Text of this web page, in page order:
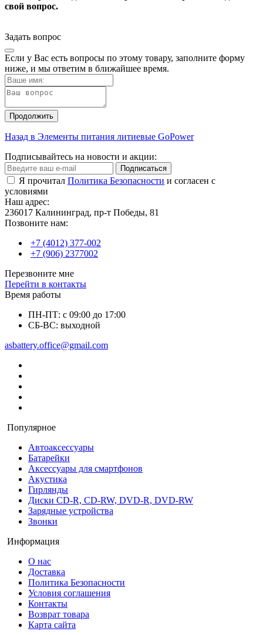
свой вопрос.
Задать вопрос
Если у Вас есть вопросы по этому товару, заполните форму
ниже, и мы ответим в ближайшее время.
Продолжить
Назад в Элементы питания литиевые GoPower
Подписывайтесь на новости и акции:
Подписаться
Я прочитал Политика Безопасности и согласен с
условиями
Наш адрес:
236017 Калининград,​ пр-т Победы, 81
Позвоните нам:
+7 (4012) 377-002
+7 (906) 2377002
Перезвоните мне
Перейти в контакты
Время работы
ПН-ПТ: с 09:00 до 17:00
СБ-ВС: выходной
asbattery.office@gmail.com
Популярное
Автоаксессуары
Батарейки
Аксессуары для смартфонов
Акустика
Гирлянды
Диски CD-R, CD-RW, DVD-R, DVD-RW
Зарядные устройства
Звонки
Информация
О нас
Доставка
Политика Безопасности
Условия соглашения
Контакты
Возврат товара
Карта сайта